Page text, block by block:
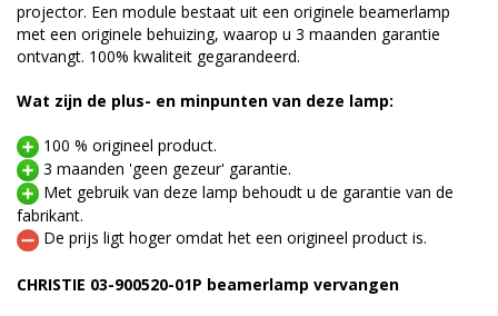
projector. Een module bestaat uit een originele beamerlamp
met een originele behuizing, waarop u 3 maanden garantie
ontvangt. 100% kwaliteit gegarandeerd.
Wat zijn de plus- en minpunten van deze lamp:
100 % origineel product.
3 maanden 'geen gezeur' garantie.
Met gebruik van deze lamp behoudt u de garantie van de
fabrikant.
De prijs ligt hoger omdat het een origineel product is.
CHRISTIE 03-900520-01P beamerlamp vervangen